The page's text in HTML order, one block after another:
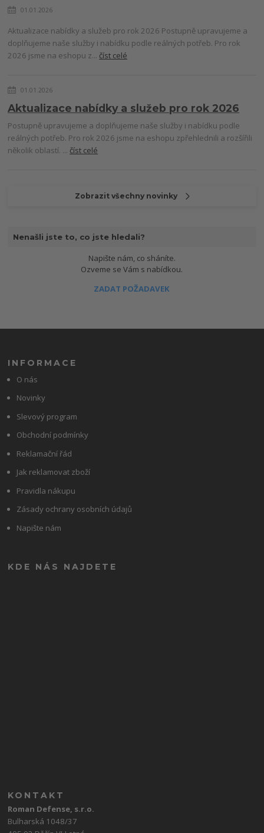
01.01.2026
Aktualizace nabídky a služeb pro rok 2026 Postupně upravujeme a
doplňujeme naše služby i nabídku podle reálných potřeb. Pro rok
2026 jsme na eshopu z... číst celé
01.01.2026
Aktualizace nabídky a služeb pro rok 2026
Postupně upravujeme a doplňujeme naše služby i nabídku podle
reálných potřeb. Pro rok 2026 jsme na eshopu zpřehlednili a rozšířili
několik oblastí. ... číst celé
Zobrazit všechny novinky
Nenašli jste to, co jste hledali?
Napište nám, co sháníte.
Ozveme se Vám s nabídkou.
ZADAT POŽADAVEK
INFORMACE
O nás
Novinky
Slevový program
Obchodní podmínky
Reklamační řád
Jak reklamovat zboží
Pravidla nákupu
Zásady ochrany osobních údajů
Napište nám
KDE NÁS NAJDETE
KONTAKT
Roman Defense, s.r.o.
Bulharská 1048/37